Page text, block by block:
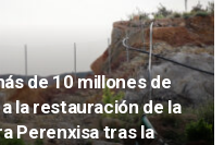
de 10 millones de
la restauración de la
Perenxisa tras la